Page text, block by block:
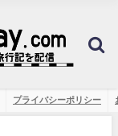
プライバシーポリシー